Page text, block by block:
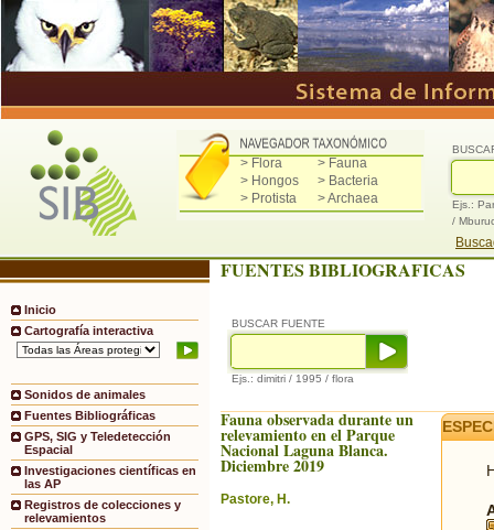
> Flora
> Fauna
> Hongos
> Bacteria
> Protista
> Archaea
Ejs.:
/
Inicio
Cartografía interactiva
Sonidos de animales
Fuentes Bibliográficas
GPS, SIG y Teledetección
Espacial
Investigaciones científicas en
las AP
Registros de colecciones y
relevamientos
FUENTES BIBLIOGRAFICAS
BUSCAR FUENTE
Ejs.: dimitri / 1995 / flora
Fauna observada durante un
relevamiento en el Parque
Nacional Laguna Blanca.
Diciembre 2019
Pastore, H.